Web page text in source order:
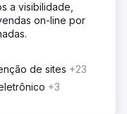
a visibilidade,
on-line por
de sites +23
+3